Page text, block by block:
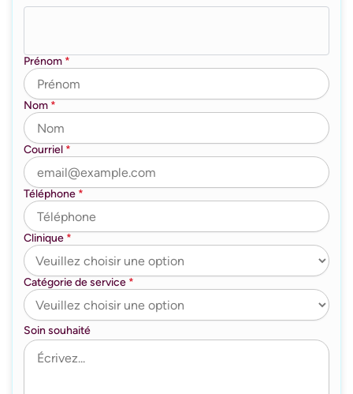
Prénom *
Nom *
Courriel *
Téléphone *
Clinique *
Catégorie de service *
Soin souhaité